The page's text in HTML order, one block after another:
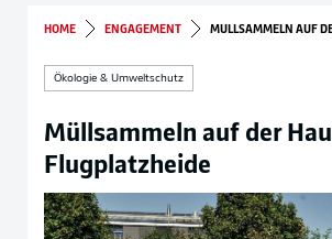
HOME ENGAGEMENT
Ökologie & Umweltschutz
Müllsammeln auf der
Flugplatzheide